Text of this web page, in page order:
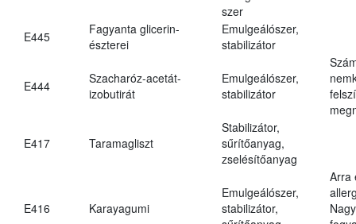
szer
E445
Fagyanta glicerin-
észterei
Emulgeálószer,
stabilizátor
E444
Szacharóz-acetát-
izobutirát
Emulgeálószer,
stabilizátor
E417 Taramagliszt
Stabilizátor,
sűrítőanyag,
zselésítőanyag
E416 Karayagumi
Emulgeálószer,
stabilizátor,
Arra